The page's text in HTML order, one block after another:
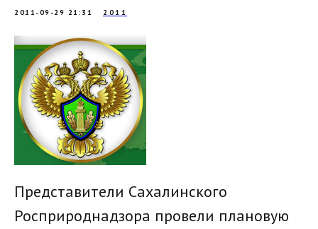
2011-09-29 21:31 2011
Представители Сахалинского
Росприроднадзора провели плановую